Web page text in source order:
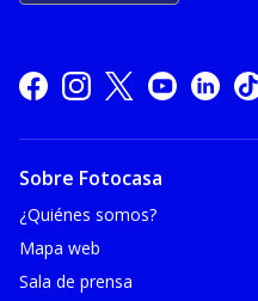
Sobre Fotocasa
¿Quiénes somos?
Mapa web
Sala de prensa